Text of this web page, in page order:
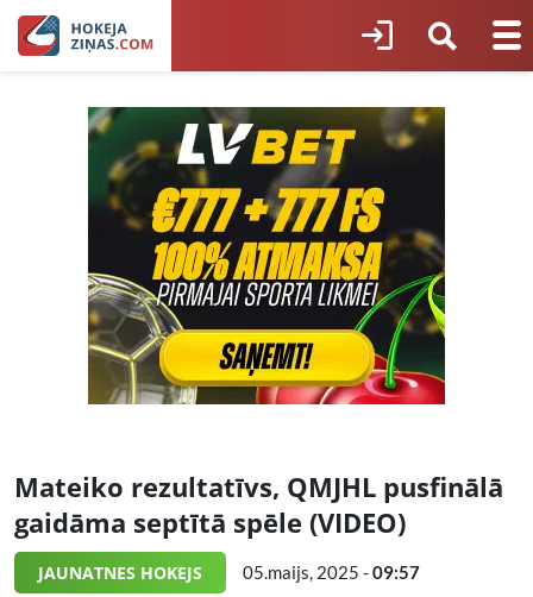
Mateiko rezultatīvs, QMJHL pusfinālā
gaidāma septītā spēle (VIDEO)
JAUNATNES HOKEJS 05.maijs, 2025 -09:57